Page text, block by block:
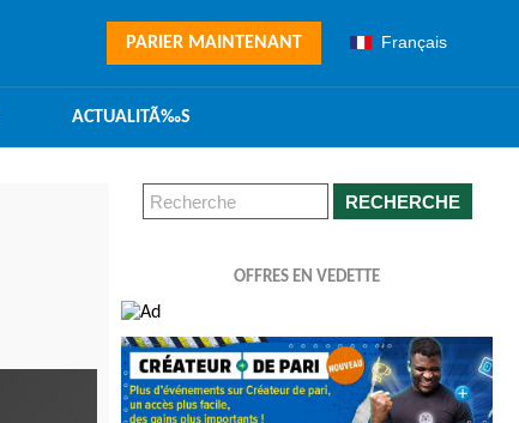
Français
PARIER MAINTENANT
ACTUALITÃ‰S
RECHERCHE
OFFRES EN VEDETTE